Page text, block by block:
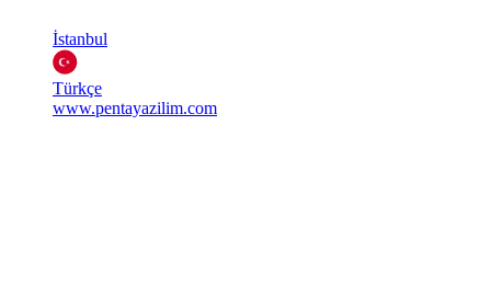
İstanbul
Türkçe
www.pentayazilim.com